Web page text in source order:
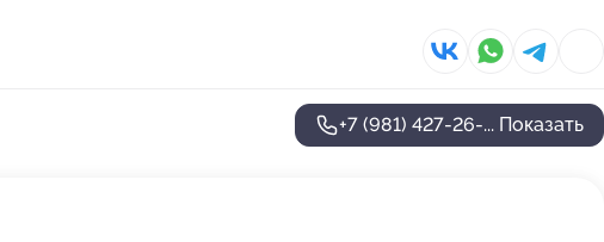
+7 (981) 427-26-... Показать